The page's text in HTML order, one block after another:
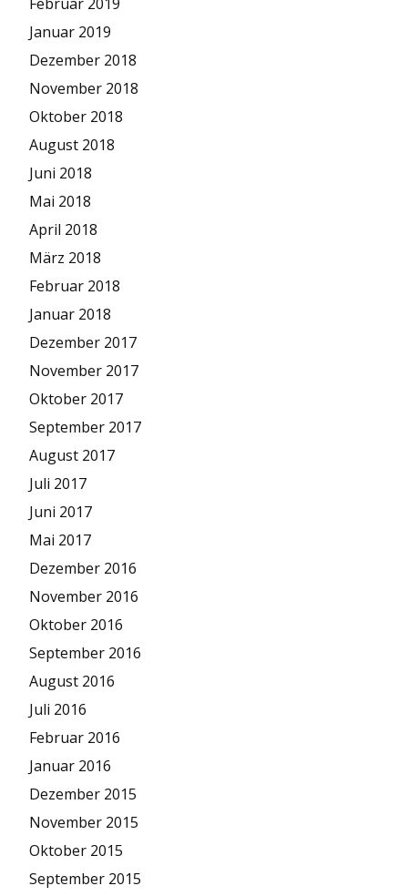
Januar 2019
Dezember 2018
November 2018
Oktober 2018
August 2018
Juni 2018
Mai 2018
April 2018
März 2018
Februar 2018
Januar 2018
Dezember 2017
November 2017
Oktober 2017
September 2017
August 2017
Juli 2017
Juni 2017
Mai 2017
Dezember 2016
November 2016
Oktober 2016
September 2016
August 2016
Juli 2016
Februar 2016
Januar 2016
Dezember 2015
November 2015
Oktober 2015
September 2015